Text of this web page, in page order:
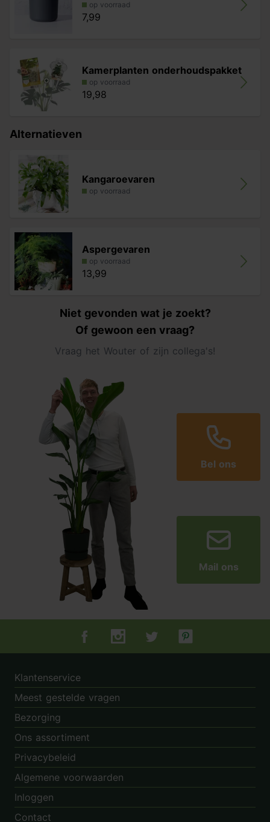
op voorraad
7,99
Kamerplanten onderhoudspakket
op voorraad
19,98
Alternatieven
Kangaroevaren
op voorraad
Aspergevaren
op voorraad
13,99
Niet gevonden wat je zoekt?
Of gewoon een vraag?
Vraag het Wouter of zijn collega's!
Bel ons
Mail ons
Tuincentrum.nl op Facebook
Tuincentrum.nl op Instagram
Tuincentrum.nl op Twitter
Tuincentrum.nl op
Klantenservice
Meest gestelde vragen
Bezorging
Ons assortiment
Privacybeleid
Algemene voorwaarden
Inloggen
Contact